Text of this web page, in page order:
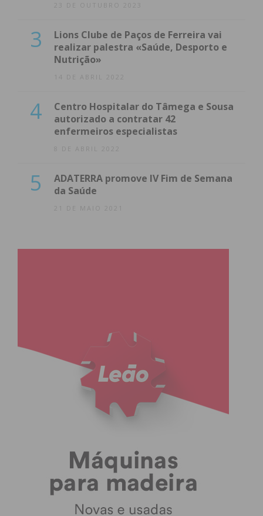
23 DE OUTUBRO 2023
3
Lions Clube de Paços de Ferreira vai
realizar palestra «Saúde, Desporto e
Nutrição»
14 DE ABRIL 2022
4
Centro Hospitalar do Tâmega e Sousa
autorizado a contratar 42
enfermeiros especialistas
8 DE ABRIL 2022
5
ADATERRA promove IV Fim de Semana
da Saúde
21 DE MAIO 2021